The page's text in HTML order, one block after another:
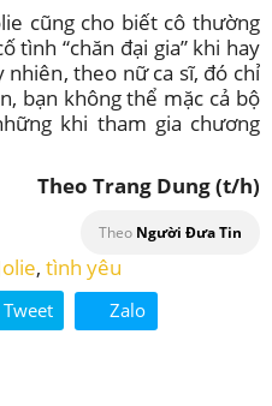
cũng cho biết cô thường
tình “chăn đại gia” khi hay
theo nữ ca sĩ, đó chỉ
bạn không thể mặc cả bộ
khi tham gia chương
Theo Trang Dung (t/h)
Theo Người Đưa Tin
, tình yêu
Tweet Zalo